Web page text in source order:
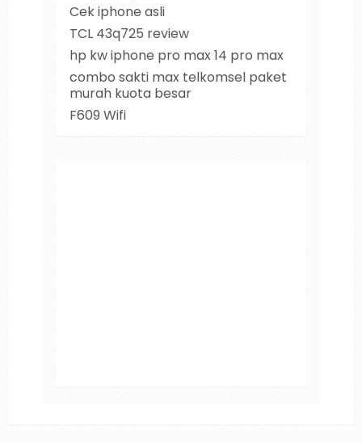
Cek iphone asli
TCL 43q725 review
hp kw iphone pro max 14 pro max
combo sakti max telkomsel paket
murah kuota besar
F609 Wifi